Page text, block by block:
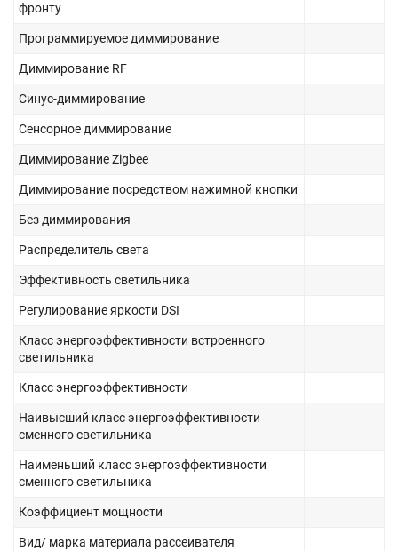
фронту
Программируемое диммирование
Диммирование RF
Синус-диммирование
Сенсорное диммирование
Диммирование Zigbee
Диммирование посредством нажимной кнопки
Без диммирования
Распределитель света
Эффективность светильника
Регулирование яркости DSI
Класс энергоэффективности встроенного
светильника
Класс энергоэффективности
Наивысший класс энергоэффективности
сменного светильника
Наименьший класс энергоэффективности
сменного светильника
Коэффициент мощности
Вид/ марка материала рассеивателя